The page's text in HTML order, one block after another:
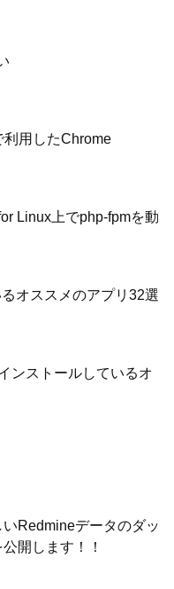
用したChrome
Linux上でphp-fpmを動
オススメのアプリ32選
ンストールしているオ
Redmineデータのダッ
開します！！